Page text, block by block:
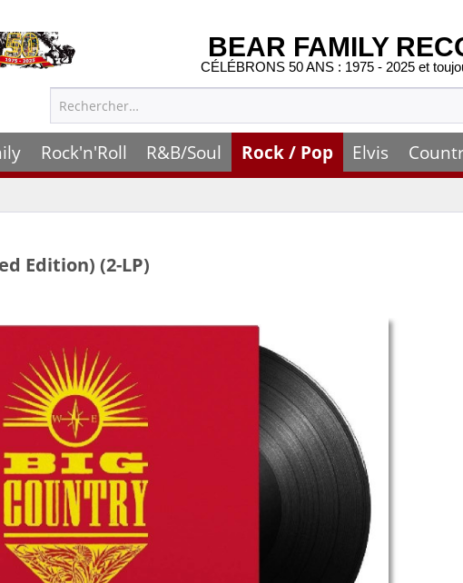
BEAR FAMILY
CÉLÉBRONS 50 ANS : 1975 - 2025 et
Rock'n'Roll R&B/Soul Rock / Pop Elvis
Edition) (2-LP)